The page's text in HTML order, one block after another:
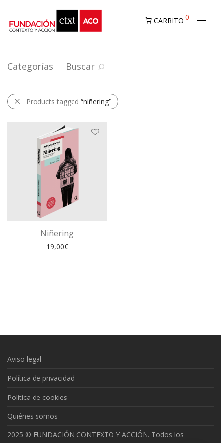
CARRITO 0
Categorías Buscar
Products tagged “niñering”
Niñering
19,00€
Aviso legal
Política de privacidad
Política de cookies
Quiénes somos
2025 © FUNDACIÓN CONTEXTO Y ACCIÓN. Todos los